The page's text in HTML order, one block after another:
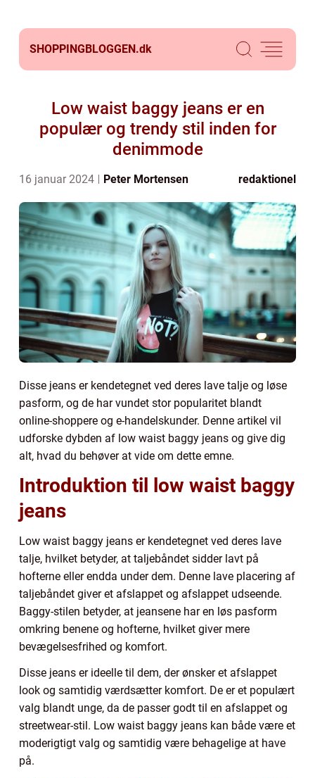
SHOPPINGBLOGGEN.dk
Low waist baggy jeans er en
populær og trendy stil inden for
denimmode
16 januar 2024 Peter Mortensen redaktionel
Disse jeans er kendetegnet ved deres lave talje og løse
pasform, og de har vundet stor popularitet blandt
online-shoppere og e-handelskunder. Denne artikel vil
udforske dybden af low waist baggy jeans og give dig
alt, hvad du behøver at vide om dette emne.
Introduktion til low waist baggy
jeans
Low waist baggy jeans er kendetegnet ved deres lave
talje, hvilket betyder, at taljebåndet sidder lavt på
hofterne eller endda under dem. Denne lave placering af
taljebåndet giver et afslappet og afslappet udseende.
Baggy-stilen betyder, at jeansene har en løs pasform
omkring benene og hofterne, hvilket giver mere
bevægelsesfrihed og komfort.
Disse jeans er ideelle til dem, der ønsker et afslappet
look og samtidig værdsætter komfort. De er et populært
valg blandt unge, da de passer godt til en afslappet og
streetwear-stil. Low waist baggy jeans kan både være et
moderigtigt valg og samtidig være behagelige at have
på.